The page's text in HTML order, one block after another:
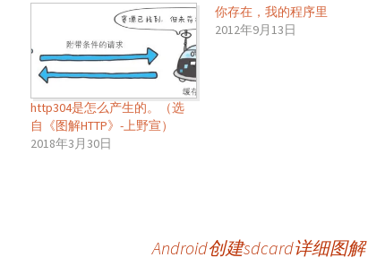
http304是怎么产生的。（选
自《图解HTTP》-上野宣）
2018年3月30日
你存在，我的程序里
2012年9月13日
Android创建sdcard详细图解